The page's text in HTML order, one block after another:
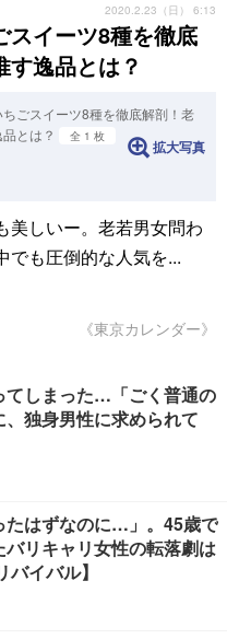
スイーツ8種を徹底
逸品とは？
2020.2.23（日） 6:13
ちごスイーツ8種を徹底解剖！老
とは？
全 1 枚
拡大写真
美しいー。老若男女問わ
でも圧倒的な人気を...
《東京カレンダー》
てしまった…「ごく普通の
独身男性に求められて
たはずなのに…」。45歳で
リキャリ女性の転落劇は
バイバル】